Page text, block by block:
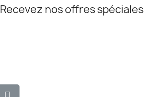
Recevez nos offres spéciales